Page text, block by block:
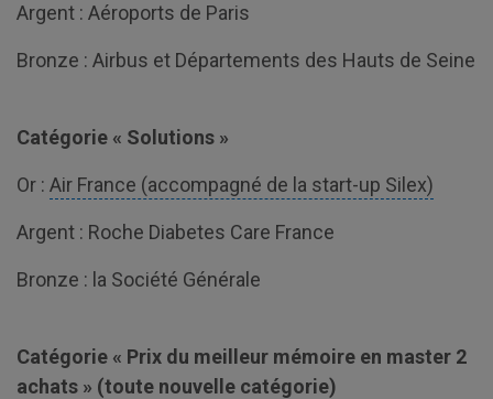
Argent : Aéroports de Paris
Bronze : Airbus et Départements des Hauts de Seine
Catégorie « Solutions »
Or : Air France (accompagné de la start-up Silex)
Argent : Roche Diabetes Care France
Bronze : la Société Générale
Catégorie « Prix du meilleur mémoire en master 2
achats » (toute nouvelle catégorie)